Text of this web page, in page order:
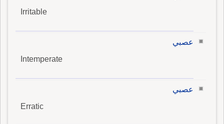
Irritable
عصبي
Intemperate
عصبي
Erratic